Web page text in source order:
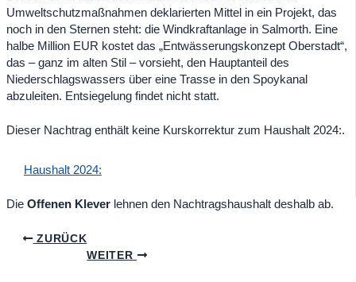
Umweltschutzmaßnahmen deklarierten Mittel in ein Projekt, das
noch in den Sternen steht: die Windkraftanlage in Salmorth. Eine
halbe Million EUR kostet das „Entwässerungskonzept Oberstadt“,
das – ganz im alten Stil – vorsieht, den Hauptanteil des
Niederschlagswassers über eine Trasse in den Spoykanal
abzuleiten. Entsiegelung findet nicht statt.
Dieser Nachtrag enthält keine Kurskorrektur zum Haushalt 2024:.
Haushalt 2024:
Die Offenen Klever lehnen den Nachtragshaushalt deshalb ab.
ZURÜCK
WEITER